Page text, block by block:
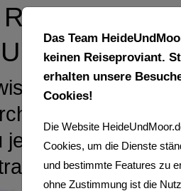
Rotenburg
liegt der
jeder Jahreszeit
Große
Das Team
keinen Reiseproviant.
erhalten unsere
Cookies!
Die Website
Cookies, um die Dienste
und bestimmte Features zu
ohne Zustimmung ist die